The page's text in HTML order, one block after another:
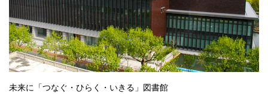
未来に「つなぐ・ひらく・いきる」図書館